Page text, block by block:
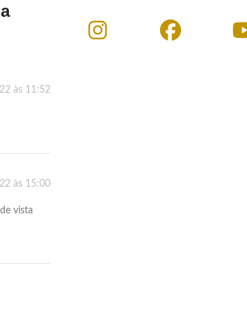
às 11:52
às 15:00
vista